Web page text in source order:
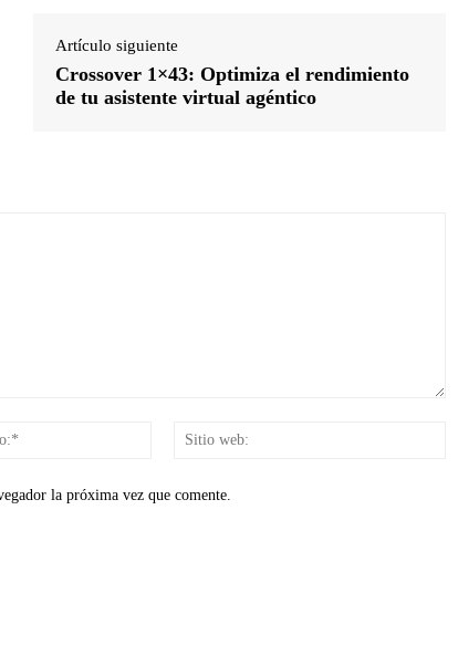
Artículo siguiente
Crossover 1×43: Optimiza el rendimiento
de tu asistente virtual agéntico
Correo
la próxima vez que comente.